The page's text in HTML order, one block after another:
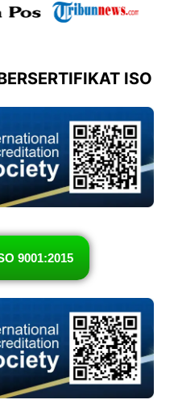
ISO
9001:2015